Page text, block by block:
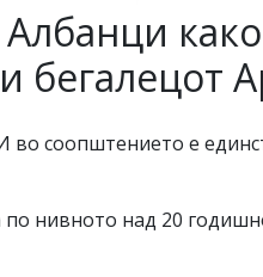
бегалецот
соопштението е
нивното над 20